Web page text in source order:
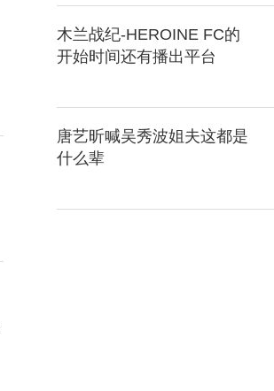
木兰战纪-HEROINE FC的
开始时间还有播出平台
唐艺昕喊吴秀波姐夫这都是
什么辈